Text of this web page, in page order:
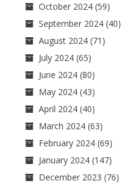
October 2024(59)
September 2024(40)
August 2024(71)
July 2024(65)
June 2024(80)
May 2024(43)
April 2024(40)
March 2024(63)
February 2024(69)
January 2024(147)
December 2023 (76)